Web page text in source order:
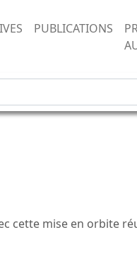
PUBLICATIONS
cette mise en orbite